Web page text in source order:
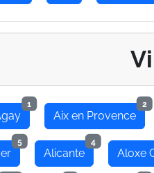
1
Aix en Provence
2
5
Alicante
4
Aloxe